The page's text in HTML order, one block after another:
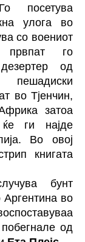
посетува
улога во
со воениот
го
од
во Тјенчин,
затоа
ги најде
Во овој
книгата
бунт
Аргентина во
од